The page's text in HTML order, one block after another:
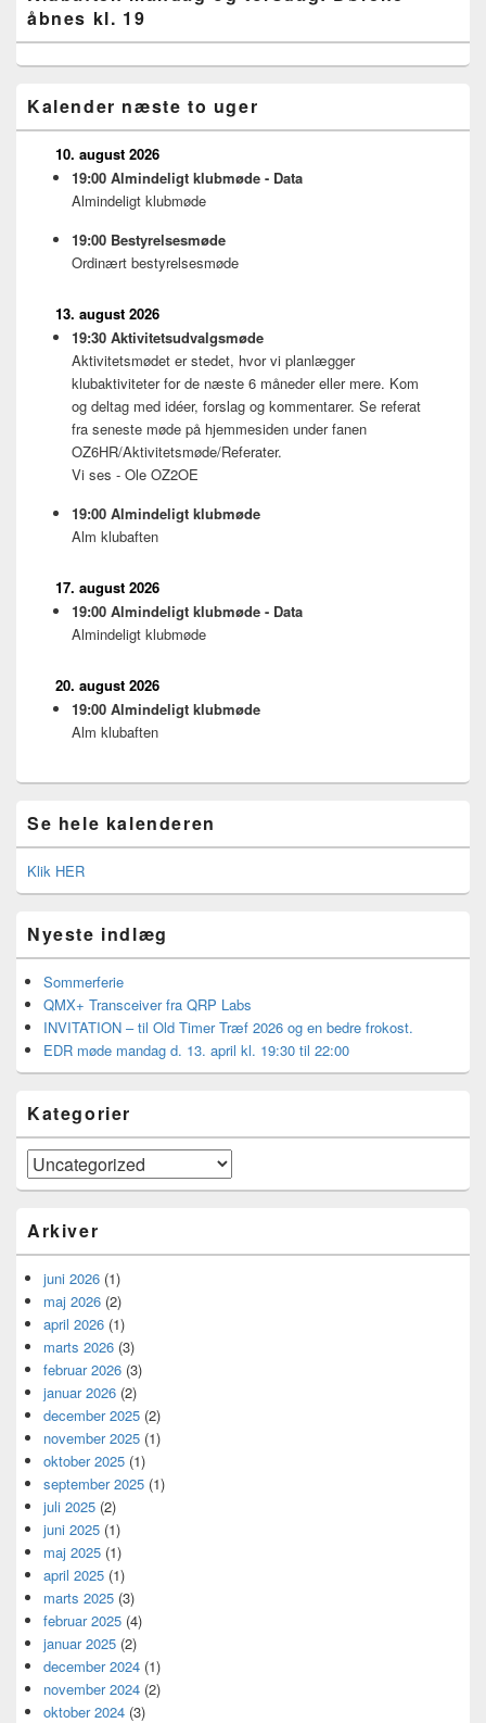
Widget
Area
åbnes kl. 19
Kalender næste to uger
10. august 2026
19:00 Almindeligt klubmøde - Data
Almindeligt klubmøde
19:00 Bestyrelsesmøde
Ordinært bestyrelsesmøde
13. august 2026
19:30 Aktivitetsudvalgsmøde
Aktivitetsmødet er stedet, hvor vi planlægger
klubaktiviteter for de næste 6 måneder eller mere. Kom
og deltag med idéer, forslag og kommentarer. Se referat
fra seneste møde på hjemmesiden under fanen
OZ6HR/Aktivitetsmøde/Referater.
Vi ses - Ole OZ2OE
19:00 Almindeligt klubmøde
Alm klubaften
17. august 2026
19:00 Almindeligt klubmøde - Data
Almindeligt klubmøde
20. august 2026
19:00 Almindeligt klubmøde
Alm klubaften
Se hele kalenderen
Klik HER
Nyeste indlæg
Sommerferie
QMX+ Transceiver fra QRP Labs
INVITATION – til Old Timer Træf 2026 og en bedre frokost.
EDR møde mandag d. 13. april kl. 19:30 til 22:00
Kategorier
Kategorier
Arkiver
juni 2026 (1)
maj 2026 (2)
april 2026 (1)
marts 2026 (3)
februar 2026 (3)
januar 2026 (2)
december 2025 (2)
november 2025 (1)
oktober 2025 (1)
september 2025 (1)
juli 2025 (2)
juni 2025 (1)
maj 2025 (1)
april 2025 (1)
marts 2025 (3)
februar 2025 (4)
januar 2025 (2)
december 2024 (1)
november 2024 (2)
oktober 2024 (3)